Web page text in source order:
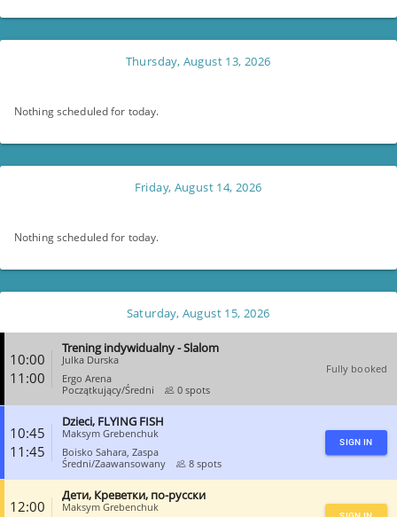
Thursday, August 13, 2026
Nothing scheduled for today.
Friday, August 14, 2026
Nothing scheduled for today.
Saturday, August 15, 2026
10:00
11:00
Trening indywidualny - Slalom
Julka Durska
Ergo Arena
Początkujący/Średni
0 spots
Fully booked
10:45
11:45
Dzieci, FLYING FISH
Maksym Grebenchuk
Boisko Sahara, Zaspa
Średni/Zaawansowany
8 spots
SIGN IN
12:00
Дети, Креветки, по-русски
Maksym Grebenchuk